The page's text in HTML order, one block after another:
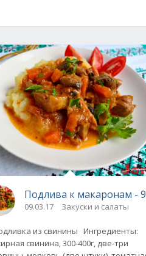
Подлива к макаронам -
09.03.17 Закуски и салаты
из свинины Ингредиенты:
свинина, 300-400г, две-три